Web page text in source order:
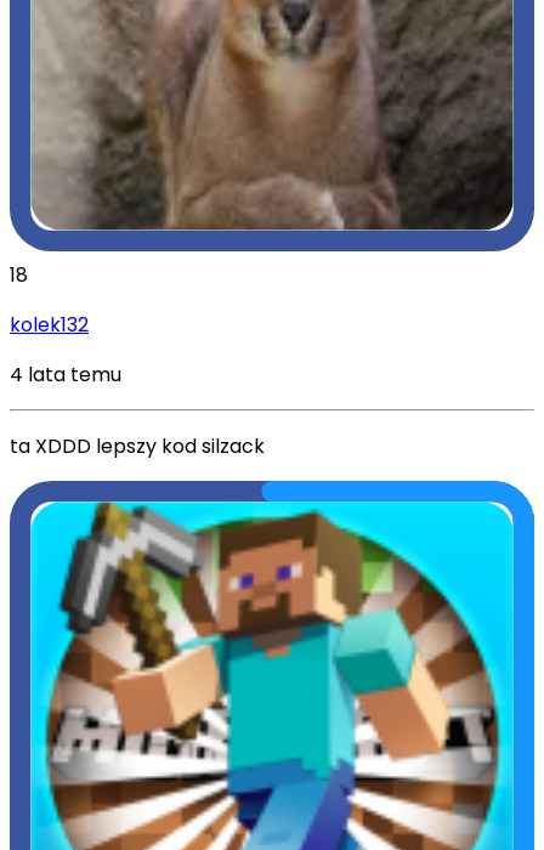
18
kolek132
4 lata temu
ta XDDD lepszy kod silzack